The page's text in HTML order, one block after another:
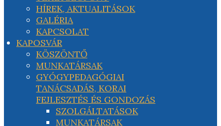
HÍREK, AKTUALITÁSOK
GALÉRIA
KAPCSOLAT
KAPOSVÁR
KÖSZÖNTŐ
MUNKATÁRSAK
GYÓGYPEDAGÓGIAI
TANÁCSADÁS, KORAI
FEJLESZTÉS ÉS GONDOZÁS
SZOLGÁLTATÁSOK
MUNKATÁRSAK